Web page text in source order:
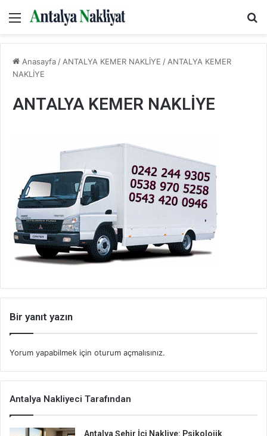
Menü
Anasayfa / ANTALYA KEMER NAKLİYE / ANTALYA KEMER
NAKLİYE
ANTALYA KEMER NAKLİYE
Bir yanıt yazın
Yorum yapabilmek için oturum açmalısınız.
Antalya Nakliyeci Tarafından
Antalya Şehir İçi Nakliye: Psikolojik